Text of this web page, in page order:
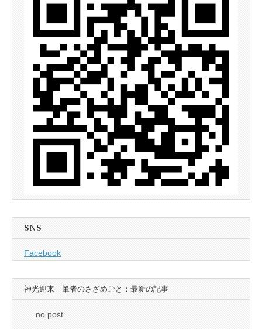
SNS
Facebook
神光迎来 筆者のさざめごと：最新の記事
no post